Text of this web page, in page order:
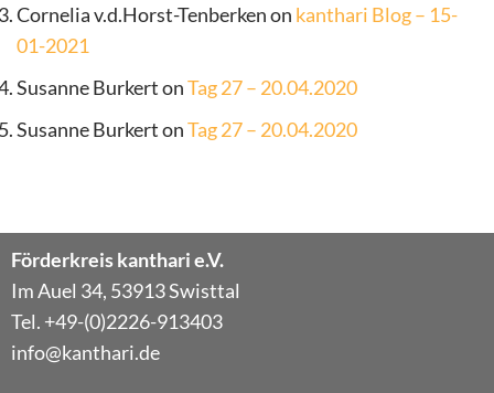
Cornelia v.d.Horst-Tenberkenon kanthari Blog – 15-
01-2021
Susanne BurkertonTag 27 – 20.04.2020
Susanne BurkertonTag 27 – 20.04.2020
Förderkreis kanthari e.V.
Im Auel 34, 53913 Swisttal
Tel. +49-(0)2226-913403
info@kanthari.de